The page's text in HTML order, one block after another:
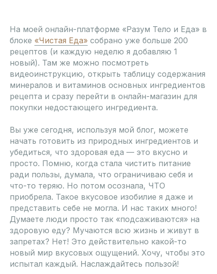
На моей онлайн-платформе «Разум Тело и Еда» в
блоке «Чистая Еда» собрано уже больше 200
рецептов (и каждую неделю я добавляю 1
новый). Там же можно посмотреть
видеоинструкцию, открыть таблицу содержания
минералов и витаминов основных ингредиентов
рецепта и сразу перейти в онлайн-магазин для
покупки недостающего ингредиента.
Вы уже сегодня, используя мой блог, можете
начать готовить из природных ингредиентов и
убедиться, что здоровая еда — это вкусно и
просто. Помню, когда стала чистить питание
ради пользы, думала, что ограничиваю себя и
что-то теряю. Но потом осознала, ЧТО
приобрела. Такое вкусовое изобилие я даже и
представить себе не могла. И нас таких много!
Думаете люди просто так «подсаживаются» на
здоровую еду? Мучаются всю жизнь и живут в
запретах? Нет! Это действительно какой-то
новый мир вкусовых ощущений. Хочу, чтобы это
испытал каждый. Наслаждайтесь пользой!